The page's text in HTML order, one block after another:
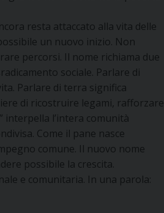
resta attaccato alla vita delle
un nuovo inizio. Non
percorsi. Il nome richiama due
sociale. Parlare di
Parlare di terra significa
di ricostruire legami, rafforzare
interpella l’intera comunità
Come il pane nasce
comune. Il nuovo nome
possibile la crescita.
e comunitaria. In una parola: